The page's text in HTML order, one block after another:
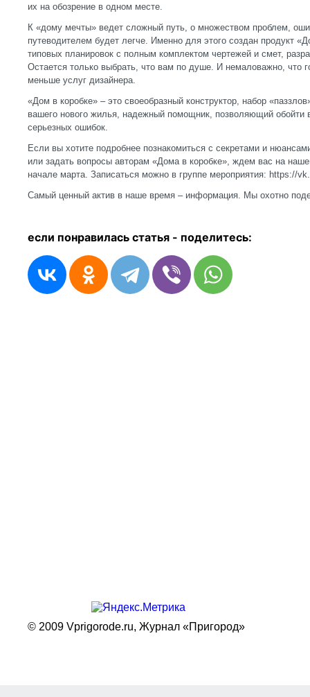
их на обозрение в одном месте.
К «дому мечты» ведет сложный путь, о множеством проблем,
путеводителем будет легче. Именно для этого создан продукт
типовых планировок с полным комплектом чертежей и смет,
Остается только выбрать, что вам по душе. И немаловажно, что
меньше услуг дизайнера.
«Дом в коробке» – это своеобразный конструктор, набор
вашего нового жилья, надежный помощник, позволяющий обойти
серьезных ошибок.
Если вы хотите подробнее познакомиться с секретами и
или задать вопросы авторам «Дома в коробке», ждем вас на
начале марта. Записаться можно в группе мероприятия: https://
Самый ценный актив в наше время – информация. Мы охотно
если понравилась статья - поделитесь:
© 2009 Vprigorode.ru, Журнал «Пригород»